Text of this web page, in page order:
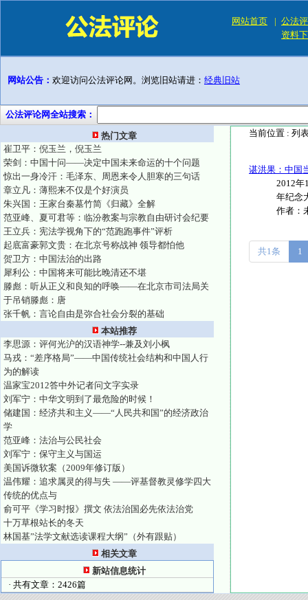
网站首页 | 公法
资料
网站公告： 欢迎访问公法评论网。浏览旧站请进： 经典旧站
公法评论网全站搜索：
热门文章
崔卫平：倪玉兰，倪玉兰
荣剑：中国十问——决定中国未来命运的十个问题
惊出一身冷汗：毛泽东、周恩来令人胆寒的三句话
章立凡：薄熙来不仅是个好演员
朱兴国：王家台秦墓竹简《归藏》全解
范亚峰、夏可君等：临汾教案与宗教自由研讨会纪要
王立兵：宪法学视角下的“范跑跑事件”评析
起底富豪郭文贵：在北京号称战神 领导都怕他
贺卫方：中国法治的出路
犀利公：中国将来可能比晚清还不堪
滕彪：听从正义和良知的呼唤——在北京市司法局关
于吊销滕彪：唐
张千帆：言论自由是弥合社会分裂的基础
本站推荐
李思源：评何光沪的汉语神学--兼及刘小枫
马戎：“差序格局”——中国传统社会结构和中国人行
为的解读
温家宝2012答中外记者问文字实录
刘军宁：中华文明到了最危险的时候！
储建国：经济共和主义——“人民共和国”的经济政治
学
范亚峰：法治与公民社会
刘军宁：保守主义与国运
美国诉微软案（2009年修订版）
温伟耀：追求属灵的得与失 ——评基督教灵修学四大
传统的优点与
俞可平《学习时报》撰文 依法治国必先依法治党
十万草根站长的冬天
林国基”法学文献选读课程大纲”（外有跟贴）
相关文章
新站信息统计
· 共有文章：2426篇
当前位置 : 列
谌洪果：中国
2012年
年纪念
作者：
共1条 1